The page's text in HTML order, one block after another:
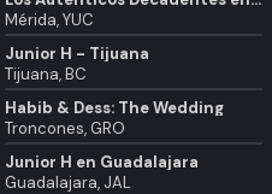
Mérida, YUC
Junior H - Tijuana
Tijuana, BC
Habib & Dess: The Wedding
Troncones, GRO
Junior H en Guadalajara
Guadalajara, JAL